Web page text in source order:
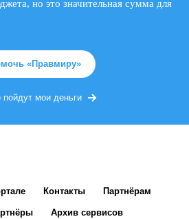
но это значительная сумма для
«Правмиру»
пойдут мои деньги
Контакты Партнёрам
Архив сервисов